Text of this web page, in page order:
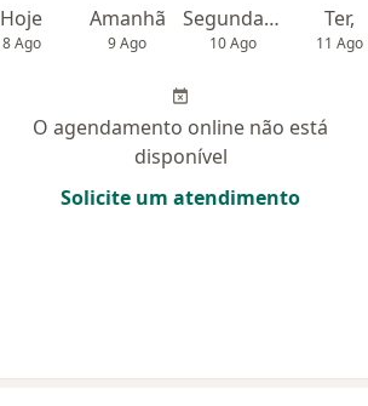
Hoje
8 Ago
Amanhã
9 Ago
Segunda-feira
10 Ago
Ter,
11 Ago
O agendamento online não está
disponível
Solicite um atendimento